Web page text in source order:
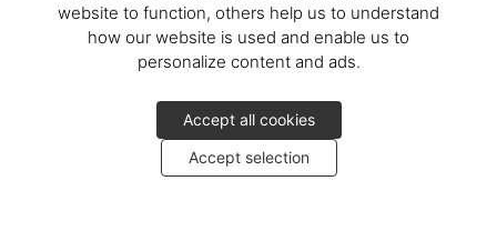
website to function, others help us to understand
how our website is used and enable us to
personalize content and ads.
Accept all cookies
Accept selection